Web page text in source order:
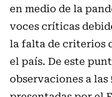
en medio de la
voces críticas
la falta de criterios
el país. De este
observaciones a las